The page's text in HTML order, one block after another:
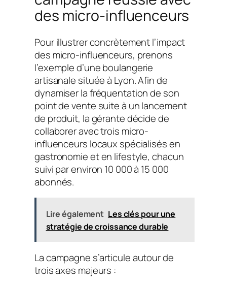
des micro-influenceurs
Pour illustrer concrètement l’impact
des micro-influenceurs, prenons
l’exemple d’une boulangerie
artisanale située à Lyon. Afin de
dynamiser la fréquentation de son
point de vente suite à un lancement
de produit, la gérante décide de
collaborer avec trois micro-
influenceurs locaux spécialisés en
gastronomie et en lifestyle, chacun
suivi par environ 10 000 à 15 000
abonnés.
Lire également Les clés pour une
stratégie de croissance durable
La campagne s’articule autour de
trois axes majeurs :